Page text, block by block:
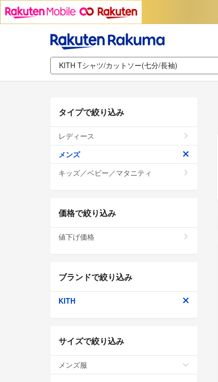
タイプで絞り込み
レディース
メンズ
キッズ／ベビー／マタニティ
価格で絞り込み
値下げ価格
ブランドで絞り込み
KITH
サイズで絞り込み
メンズ服